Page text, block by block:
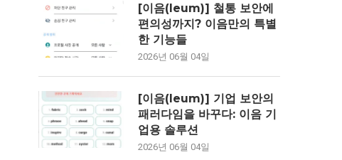
[이음(Ieum)] 철통 보안에
편의성까지? 이음만의 특별
한 기능들
2026년 06월 04일
[이음(Ieum)] 기업 보안의
패러다임을 바꾸다: 이음 기
업용 솔루션
2026년 06월 04일